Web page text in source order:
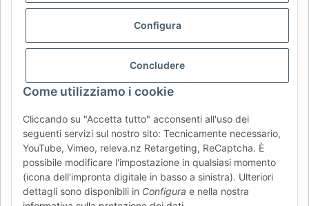
Configura
Concludere
Come utilizziamo i cookie
Cliccando su "Accetta tutto" acconsenti all'uso dei
seguenti servizi sul nostro sito: Tecnicamente necessario,
YouTube, Vimeo, releva.nz Retargeting, ReCaptcha. È
possibile modificare l'impostazione in qualsiasi momento
(icona dell'impronta digitale in basso a sinistra). Ulteriori
dettagli sono disponibili in Configura e nella nostra
ES
UK NZ USA MX PT
CZ
RO
AFATEK Italia| Il tuo specialista in ricambi per rimorchi
Consulenza tecnica:info@afatek.com| P. IVA (DE):
DE354251646
Offerta per officine: acquisti intracomunitari netti (VIES)